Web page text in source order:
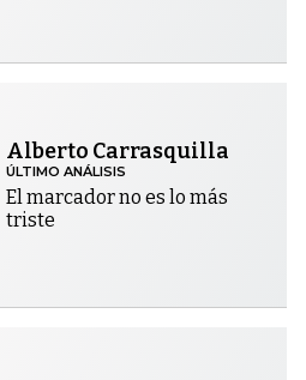
Alberto Carrasquilla
ÚLTIMO ANÁLISIS
El marcador no es lo más
triste